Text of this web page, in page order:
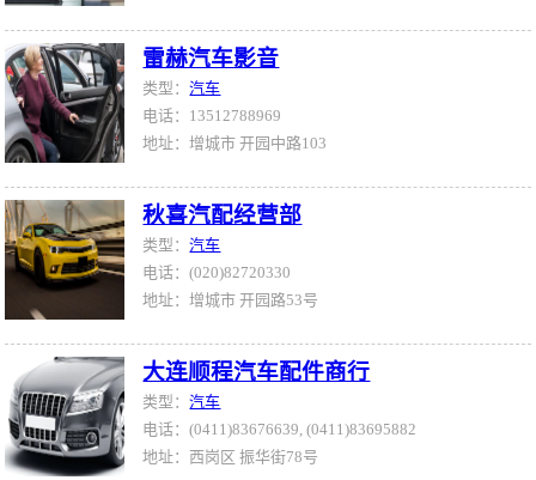
雷赫汽车影音
类型：汽车
电话：13512788969
地址：增城市 开园中路103
秋喜汽配经营部
类型：汽车
电话：(020)82720330
地址：增城市 开园路53号
大连顺程汽车配件商行
类型：汽车
电话：(0411)83676639, (0411)83695882
地址：西岗区 振华街78号